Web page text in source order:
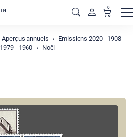
0
Aperçus annuels
Emissions 2020 - 1908
1979 - 1960
Noël